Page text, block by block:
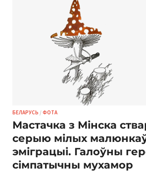
БЕЛАРУСЬ /ФОТА
Мастачка з Мінска
серыю мілых
эміграцыі. Галоўны
сімпатычны мухамор